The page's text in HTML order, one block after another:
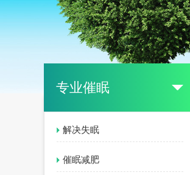
专业催眠
解决失眠
催眠减肥